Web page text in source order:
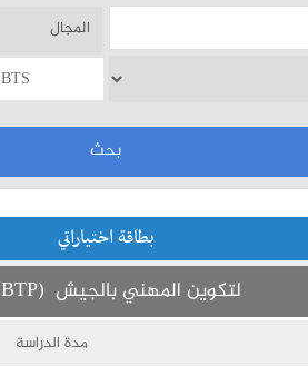
BTS
بطاقة اختياراتي
لتكوين المهني بالجيش (BTP)
مدة الدراسة